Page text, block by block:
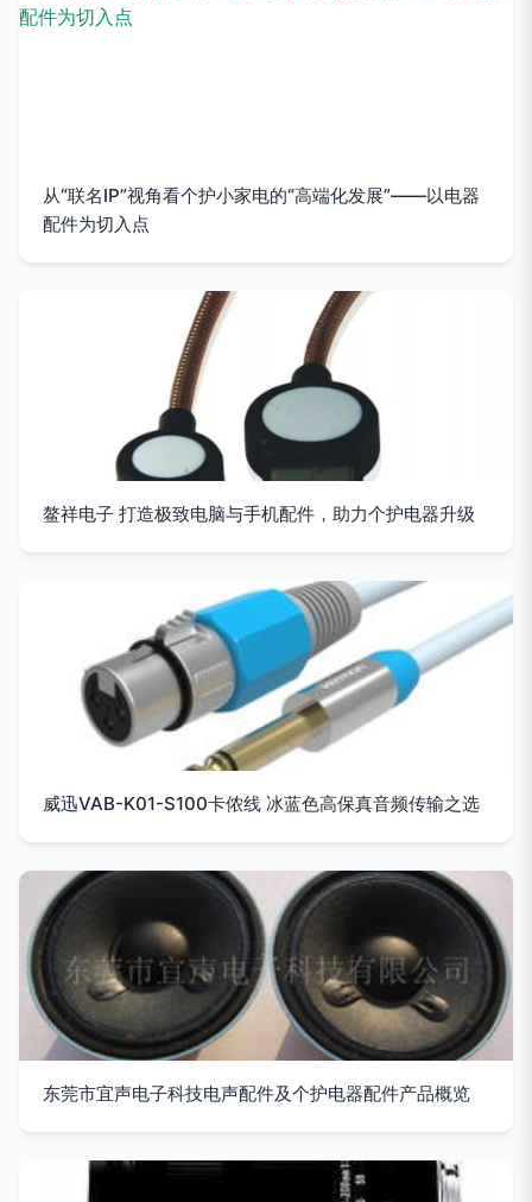
从“联名IP”视角看个护小家电的“高端化发展”——以电器
配件为切入点
鳌祥电子 打造极致电脑与手机配件，助力个护电器升级
威迅VAB-K01-S100卡侬线 冰蓝色高保真音频传输之选
东莞市宜声电子科技电声配件及个护电器配件产品概览